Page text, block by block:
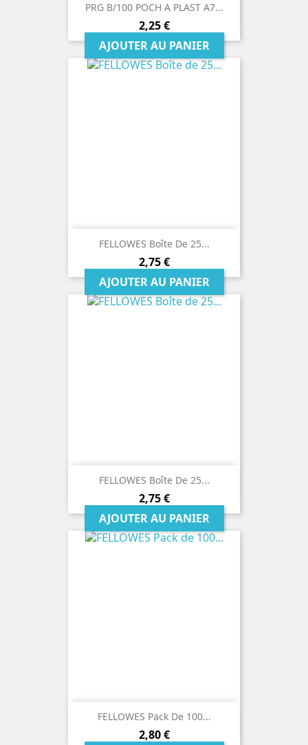
PRG B/100 POCH A PLAST A7...
Prix
2,25 €
AJOUTER AU PANIER
FELLOWES Boîte De 25...
Prix
2,75 €
AJOUTER AU PANIER
FELLOWES Boîte De 25...
Prix
2,75 €
AJOUTER AU PANIER
FELLOWES Pack De 100...
Prix
2,80 €